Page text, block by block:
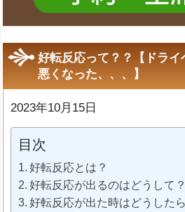
好転反応って？？【ドラ
悪くなった、、、】
2023年10月15日
目次
好転反応とは？
好転反応が出るのはどうして？
好転反応が出た時はどうした